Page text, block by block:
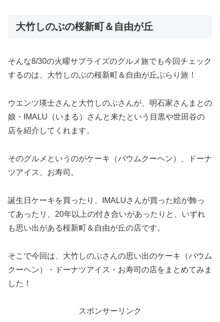
大竹しのぶの桜新町＆自由が丘
そんな8/30の火曜サプライズのグルメ旅でも今回チェック
するのは、大竹しのぶの桜新町＆自由が丘ぶらり旅！
ウエンツ瑛士さんと大竹しのぶさんが、明石家さんまとの
娘・IMALU（いまる）さんと来たという目黒や世田谷の
店を紹介してくれます。
そのグルメというのがケーキ（バウムクーヘン）、ドーナ
ツアイス、お寿司。
誕生日ケーキを買ったり、IMALUさんが買った絵が飾っ
てあったリ、20年以上の付き合いがあったりと、いずれ
も思い出がある桜新町＆自由が丘の店です。
そこで今回は、大竹しのぶさんの思い出のケーキ（バウム
クーヘン）・ドーナツアイス・お寿司の店をまとめてみま
した！
スポンサーリンク